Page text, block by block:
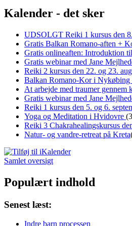
Kalender - det sker
UDSOLGT Reiki 1 kursus den
Gratis Balkan Romano-aften +
Gratis onlineaften: Introduktion
Gratis webinar med Jane
Reiki 2 kursus den 22. og 23.
Balkan Romano-Kor i
At arbejde med traumer gennem
Gratis webinar med Jane
Reiki 1 kursus den 5. og 6.
Yoga og Meditation i Hvidovre
Reiki 3 Chakrahealingskursus
Natur- og vandre-retreat på Kreta
Samlet oversigt
Populært indhold
Senest læst:
Indre barn processen